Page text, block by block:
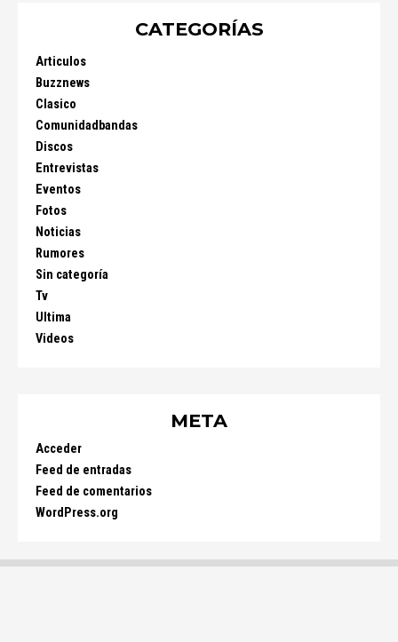
CATEGORÍAS
Articulos
Buzznews
Clasico
Comunidadbandas
Discos
Entrevistas
Eventos
Fotos
Noticias
Rumores
Sin categoría
Tv
Ultima
Videos
META
Acceder
Feed de entradas
Feed de comentarios
WordPress.org